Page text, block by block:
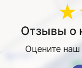
Отзывы о
Оцените наш